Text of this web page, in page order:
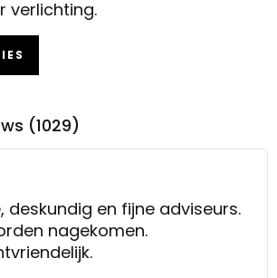
verlichting.
(1029)
deskundig en fijne adviseurs.
nagekomen.